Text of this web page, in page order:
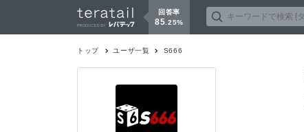
回答率
85 25%
トップ ユーザ一覧 S666